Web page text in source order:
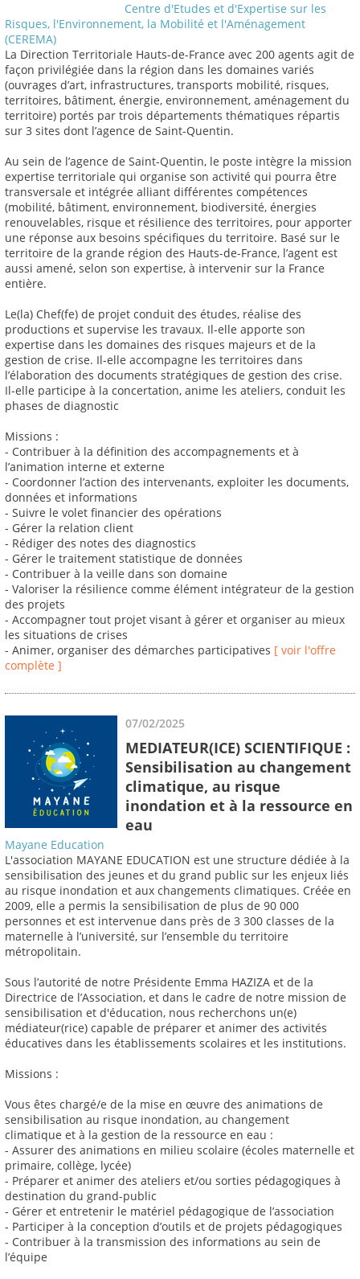
Centre d'Etudes et d'Expertise sur les
Risques, l'Environnement, la Mobilité et l'Aménagement
(CEREMA)
La Direction Territoriale Hauts-de-France avec 200 agents agit de
façon privilégiée dans la région dans les domaines variés
(ouvrages d’art, infrastructures, transports mobilité, risques,
territoires, bâtiment, énergie, environnement, aménagement du
territoire) portés par trois départements thématiques répartis
sur 3 sites dont l’agence de Saint-Quentin.
Au sein de l’agence de Saint-Quentin, le poste intègre la mission
expertise territoriale qui organise son activité qui pourra être
transversale et intégrée alliant différentes compétences
(mobilité, bâtiment, environnement, biodiversité, énergies
renouvelables, risque et résilience des territoires, pour apporter
une réponse aux besoins spécifiques du territoire. Basé sur le
territoire de la grande région des Hauts-de-France, l’agent est
aussi amené, selon son expertise, à intervenir sur la France
entière.
Le(la) Chef(fe) de projet conduit des études, réalise des
productions et supervise les travaux. Il-elle apporte son
expertise dans les domaines des risques majeurs et de la
gestion de crise. Il-elle accompagne les territoires dans
l’élaboration des documents stratégiques de gestion des crise.
Il-elle participe à la concertation, anime les ateliers, conduit les
phases de diagnostic
Missions :
- Contribuer à la définition des accompagnements et à
l’animation interne et externe
- Coordonner l’action des intervenants, exploiter les documents,
données et informations
- Suivre le volet financier des opérations
- Gérer la relation client
- Rédiger des notes des diagnostics
- Gérer le traitement statistique de données
- Contribuer à la veille dans son domaine
- Valoriser la résilience comme élément intégrateur de la gestion
des projets
- Accompagner tout projet visant à gérer et organiser au mieux
les situations de crises
- Animer, organiser des démarches participatives [ voir l'offre
complète ]
07/02/2025
MEDIATEUR(ICE) SCIENTIFIQUE :
Sensibilisation au changement
climatique, au risque
inondation et à la ressource en
eau
Mayane Education
L'association MAYANE EDUCATION est une structure dédiée à la
sensibilisation des jeunes et du grand public sur les enjeux liés
au risque inondation et aux changements climatiques. Créée en
2009, elle a permis la sensibilisation de plus de 90 000
personnes et est intervenue dans près de 3 300 classes de la
maternelle à l’université, sur l’ensemble du territoire
métropolitain.
Sous l’autorité de notre Présidente Emma HAZIZA et de la
Directrice de l’Association, et dans le cadre de notre mission de
sensibilisation et d'éducation, nous recherchons un(e)
médiateur(rice) capable de préparer et animer des activités
éducatives dans les établissements scolaires et les institutions.
Missions :
Vous êtes chargé/e de la mise en œuvre des animations de
sensibilisation au risque inondation, au changement
climatique et à la gestion de la ressource en eau :
- Assurer des animations en milieu scolaire (écoles maternelle et
primaire, collège, lycée)
- Préparer et animer des ateliers et/ou sorties pédagogiques à
destination du grand-public
- Gérer et entretenir le matériel pédagogique de l’association
- Participer à la conception d’outils et de projets pédagogiques
- Contribuer à la transmission des informations au sein de
l’équipe